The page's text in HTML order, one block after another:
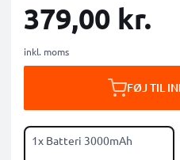
379,00 kr.
inkl. moms
FØJ TIL
1x Batteri 3000mAh